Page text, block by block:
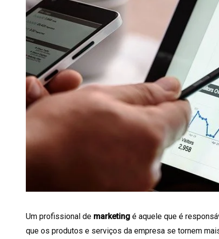
Um profissional de marketing é aquele que é
que os produtos e serviços da empresa se tornem